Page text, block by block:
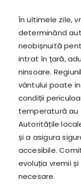
În ultimele zile,
determinând
neobișnuită
intrat în țară,
ninsoare.
vântului poate
condiții
temperatură au
Autoritățile
și a asigura
accesibile.
evoluția vremii
necesare.